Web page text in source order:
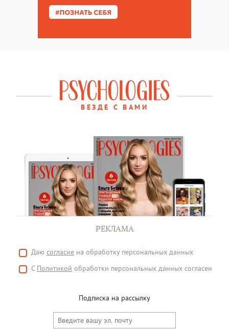
ВЕЗДЕ С ВАМИ
РЕКЛАМА
Даю согласие на обработку персональных данных
С Политикой обработки персональных данных согласен
Подписка на рассылку